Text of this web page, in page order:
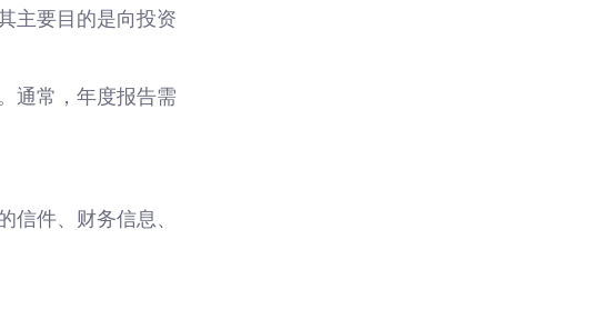
主要目的是向投资
通常，年度报告需
件、财务信息、